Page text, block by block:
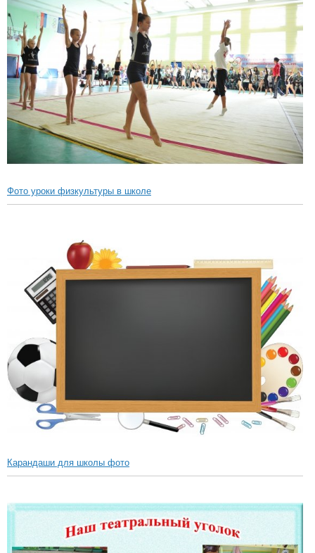
Фото уроки физкультуры в школе
Карандаши для школы фото